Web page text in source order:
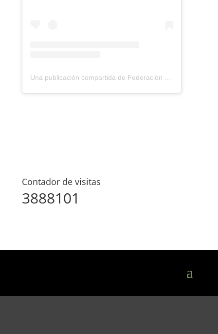
Una publicación compartida de Federación Montañismo Tenerife (@federacion_montanismo_tenerife)
Contador de visitas
3888101